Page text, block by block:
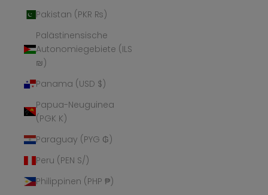
Pakistan (PKR ₨)
Palästinensische
Autonomiegebiete (ILS
₪)
Panama (USD $)
Papua-Neuguinea
(PGK K)
Paraguay (PYG ₲)
Peru (PEN S/)
Philippinen (PHP ₱)